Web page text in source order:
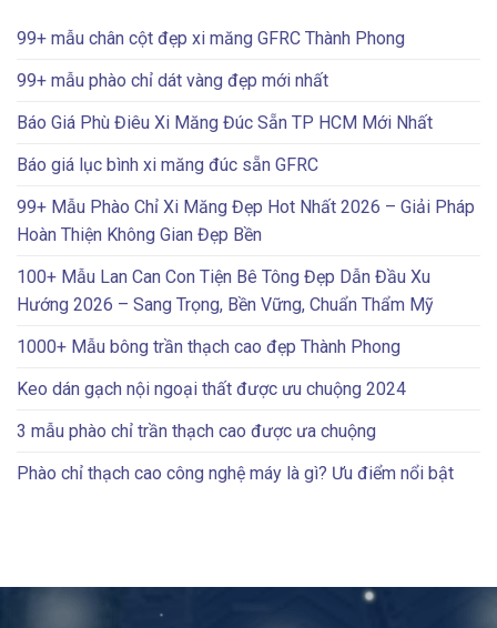
99+ mẫu chân cột đẹp xi măng GFRC Thành Phong
99+ mẫu phào chỉ dát vàng đẹp mới nhất
Báo Giá Phù Điêu Xi Măng Đúc Sẵn TP HCM Mới Nhất
Báo giá lục bình xi măng đúc sẵn GFRC
99+ Mẫu Phào Chỉ Xi Măng Đẹp Hot Nhất 2026 – Giải Pháp
Hoàn Thiện Không Gian Đẹp Bền
100+ Mẫu Lan Can Con Tiện Bê Tông Đẹp Dẫn Đầu Xu
Hướng 2026 – Sang Trọng, Bền Vững, Chuẩn Thẩm Mỹ
1000+ Mẫu bông trần thạch cao đẹp Thành Phong
Keo dán gạch nội ngoại thất được ưu chuộng 2024
3 mẫu phào chỉ trần thạch cao được ưa chuộng
Phào chỉ thạch cao công nghệ máy là gì? Ưu điểm nổi bật